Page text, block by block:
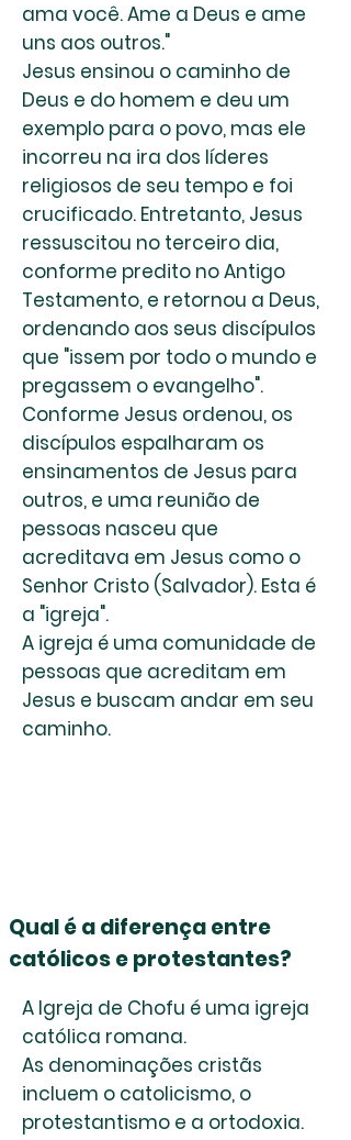
ama você. Ame a Deus e ame
uns aos outros."
Jesus ensinou o caminho de
Deus e do homem e deu um
exemplo para o povo, mas ele
incorreu na ira dos líderes
religiosos de seu tempo e foi
crucificado. Entretanto, Jesus
ressuscitou no terceiro dia,
conforme predito no Antigo
Testamento, e retornou a Deus,
ordenando aos seus discípulos
que "issem por todo o mundo e
pregassem o evangelho".
Conforme Jesus ordenou, os
discípulos espalharam os
ensinamentos de Jesus para
outros, e uma reunião de
pessoas nasceu que
acreditava em Jesus como o
Senhor Cristo (Salvador). Esta é
a "igreja".
A igreja é uma comunidade de
pessoas que acreditam em
Jesus e buscam andar em seu
caminho.
Qual é a diferença entre
católicos e protestantes?
A Igreja de Chofu é uma igreja
católica romana.
As denominações cristãs
incluem o catolicismo, o
protestantismo e a ortodoxia.